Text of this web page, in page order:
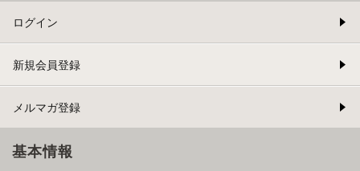
ログイン
新規会員登録
メルマガ登録
基本情報